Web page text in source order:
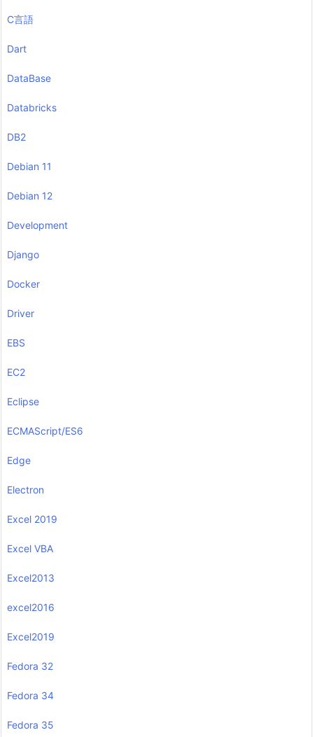
C言語
Dart
DataBase
Databricks
DB2
Debian 11
Debian 12
Development
Django
Docker
Driver
EBS
EC2
Eclipse
ECMAScript/ES6
Edge
Electron
Excel 2019
Excel VBA
Excel2013
excel2016
Excel2019
Fedora 32
Fedora 34
Fedora 35